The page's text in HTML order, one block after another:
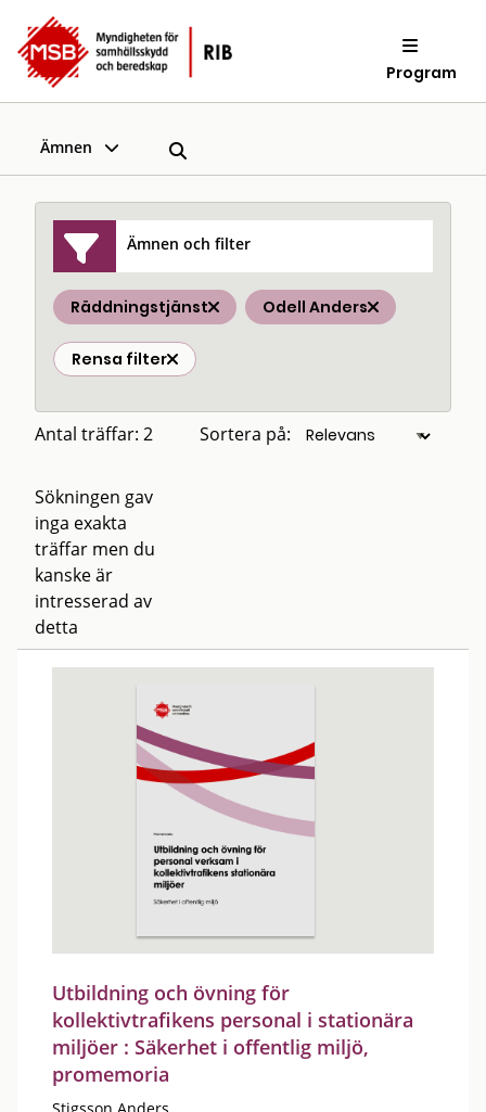
Program
Ämnen
Ämnen och filter
Räddningstjänst Odell Anders
Rensa filter
Antal träffar: 2 Sortera på:
Sökningen gav
inga exakta
träffar men du
kanske är
intresserad av
detta
Utbildning och övning för
kollektivtrafikens personal i stationära
miljöer : Säkerhet i offentlig miljö,
promemoria
Stigsson Anders